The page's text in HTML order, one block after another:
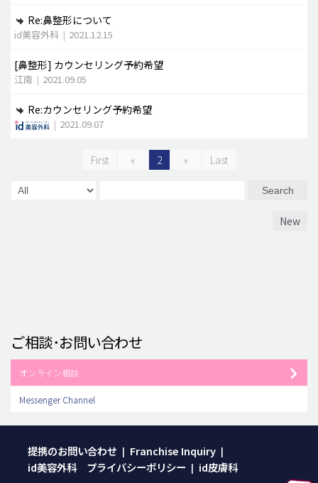
Re:鼻整形について
id美容外科 | 2021.12.15
[鼻整形] カウンセリング予約希望
江南 | 2021.09.05
Re:カウンセリング予約希望
| 2021.09.07
First « 2 » Last
Search
New
ご相談･お問い合わせ
オンライン相談
Messenger Channel
提携のお問い合わせ | Franchise Inquiry |
id美容外科 プライバシーポリシー | id皮膚科